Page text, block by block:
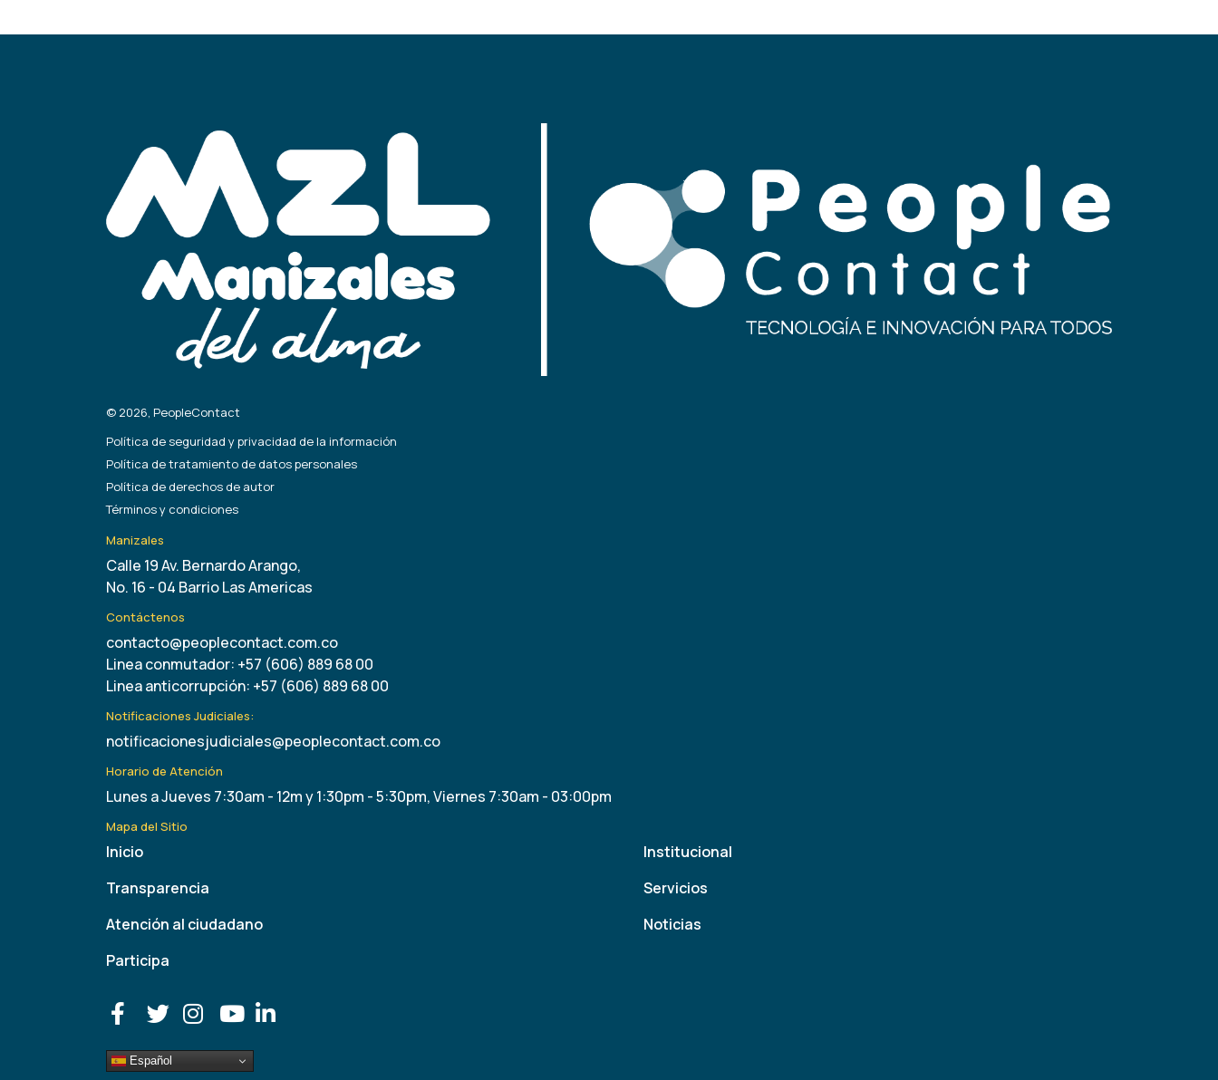
© 2026, PeopleContact
Política de seguridad y privacidad de la información
Política de tratamiento de datos personales
Política de derechos de autor
Términos y condiciones
Manizales
Calle 19 Av. Bernardo Arango,
No. 16 - 04 Barrio Las Americas
Contáctenos
contacto@peoplecontact.com.co
Linea conmutador: +57 (606) 889 68 00
Linea anticorrupción: +57 (606) 889 68 00
Notificaciones Judiciales:
notificacionesjudiciales@peoplecontact.com.co
Horario de Atención
Lunes a Jueves 7:30am - 12m y 1:30pm - 5:30pm, Viernes 7:30am - 03:00pm
Mapa del Sitio
Inicio
Transparencia
Atención al ciudadano
Participa
Institucional
Servicios
Noticias
Español